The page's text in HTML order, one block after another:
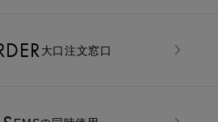
⼤⼝注⽂窓⼝